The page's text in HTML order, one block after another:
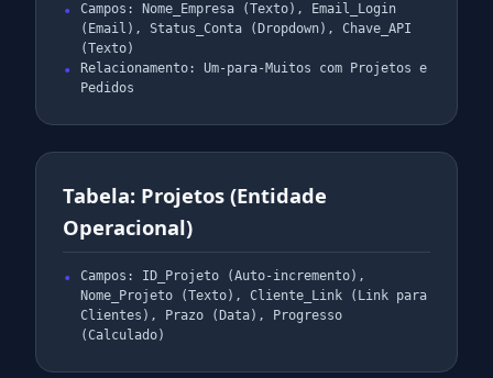
Campos: Nome_Empresa (Texto), Email_Login
(Email), Status_Conta (Dropdown), Chave_API
(Texto)
Relacionamento: Um-para-Muitos com Projetos e
Pedidos
Tabela: Projetos (Entidade
Operacional)
Campos: ID_Projeto (Auto-incremento),
Nome_Projeto (Texto), Cliente_Link (Link para
Clientes), Prazo (Data), Progresso
(Calculado)